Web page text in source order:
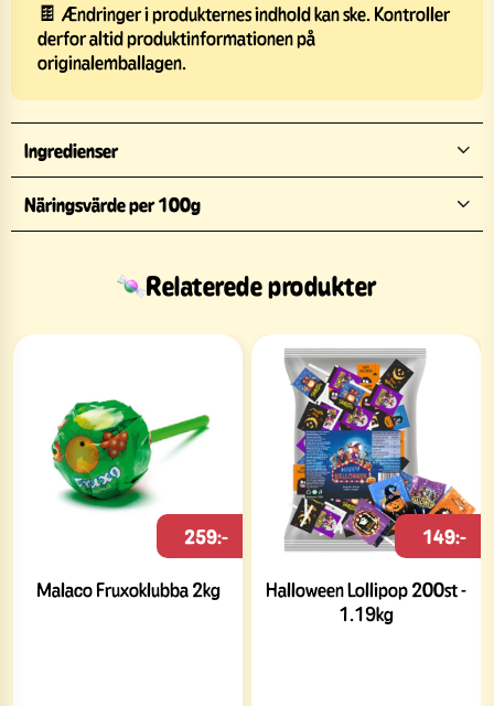
🍫 Ændringer i produkternes indhold kan ske. Kontroller
derfor altid produktinformationen på
originalemballagen.
Ingredienser
Näringsvärde per 100g
Relaterede produkter
Malaco Fruxoklubba 2kg
259:-
Halloween Lollipop 200st -
1.19kg
149:-